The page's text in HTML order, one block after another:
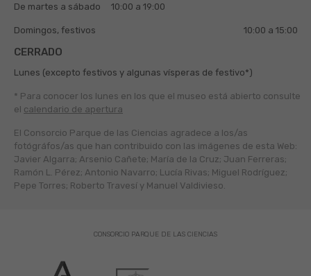
De martes a sábado 10:00 a 19:00
Domingos, festivos 10:00 a 15:00
CERRADO
Lunes (excepto festivos y algunas vísperas de festivo*)
* Para conocer los lunes en los que el museo está abierto consulte
el calendario de apertura
El Consorcio Parque de las Ciencias agradece a los/as
fotógráfos/as que han contribuido con las imágenes de esta Web:
Javier Algarra; Arsenio Cañete; María de la Cruz; Juan Ferreras;
Ramón L. Pérez; Antonio Navarro; Lucía Rivas; Miguel Rodríguez;
Pepe Torres; Roberto Travesí y Manuel Valdivieso.
CONSORCIO PARQUE DE LAS CIENCIAS